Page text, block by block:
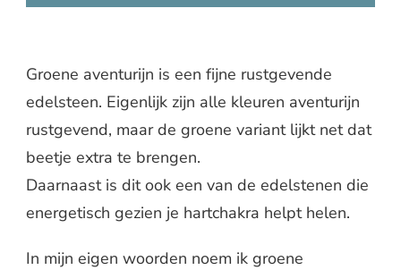
Groene aventurijn is een fijne rustgevende
edelsteen. Eigenlijk zijn alle kleuren aventurijn
rustgevend, maar de groene variant lijkt net dat
beetje extra te brengen.
Daarnaast is dit ook een van de edelstenen die
energetisch gezien je hartchakra helpt helen.
In mijn eigen woorden noem ik groene